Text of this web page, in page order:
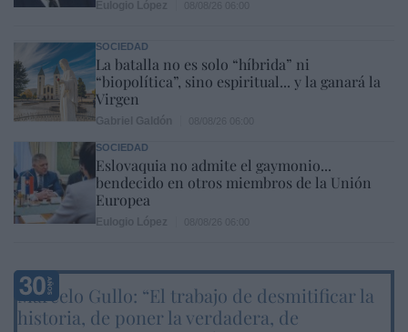
SOCIEDAD
La batalla no es solo “híbrida” ni
“biopolítica”, sino espiritual... y la ganará la
Virgen
SOCIEDAD
Eslovaquia no admite el gaymonio...
bendecido en otros miembros de la Unión
Europea
Marcelo Gullo: “El trabajo de desmitificar la
historia, de poner la verdadera, de